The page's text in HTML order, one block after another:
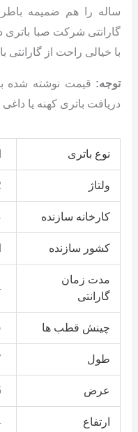
ساله را هم ضمیمه
گارانتی شرکت صبا
با خیالی راحت از گارانتی
توجه:
دریافت باتری کهنه یا
نوع باتری
ولتاژ
کارخانه سازنده
کشور سازنده
مدت زمان
گارانتی
چینش قطب ها
طول
عرض
ارتفاع